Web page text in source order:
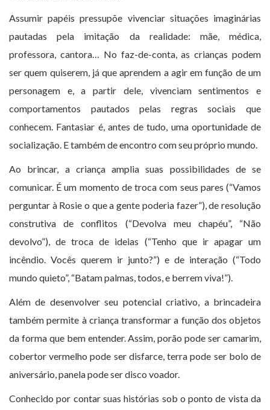
Assumir papéis pressupõe vivenciar situações imaginárias
pautadas pela imitação da realidade: mãe, médica,
professora, cantora… No faz-de-conta, as crianças podem
ser quem quiserem, já que aprendem a agir em função de um
personagem e, a partir dele, vivenciam sentimentos e
comportamentos pautados pelas regras sociais que
conhecem. Fantasiar é, antes de tudo, uma oportunidade de
socialização. E também de encontro com seu próprio mundo.
Ao brincar, a criança amplia suas possibilidades de se
comunicar. É um momento de troca com seus pares (“Vamos
perguntar à Rosie o que a gente poderia fazer”), de resolução
construtiva de conflitos (“Devolva meu chapéu”, “Não
devolvo”), de troca de ideias (“Tenho que ir apagar um
incêndio. Vocês querem ir junto?”) e de interação (“Todo
mundo quieto”, “Batam palmas, todos, e berrem viva!”).
Além de desenvolver seu potencial criativo, a brincadeira
também permite à criança transformar a função dos objetos
da forma que bem entender. Assim, porão pode ser camarim,
cobertor vermelho pode ser disfarce, terra pode ser bolo de
aniversário, panela pode ser disco voador.
Conhecido por contar suas histórias sob o ponto de vista da